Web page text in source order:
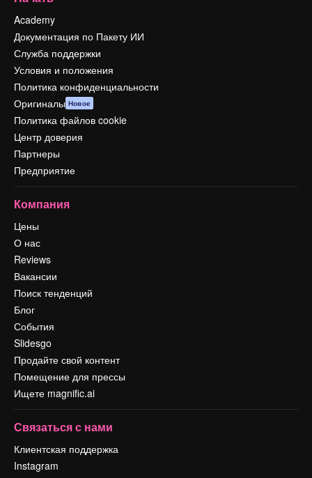
Academy
Документация по Пакету ИИ
Служба поддержки
Условия и положения
Политика конфиденциальности
Оригиналы Новое
Политика файлов cookie
Центр доверия
Партнеры
Предприятие
Компания
Цены
О нас
Reviews
Вакансии
Поиск тенденций
Блог
События
Slidesgo
Продайте свой контент
Помещение для прессы
Ищете magnific.ai
Связаться с нами
Клиентская поддержка
Instagram